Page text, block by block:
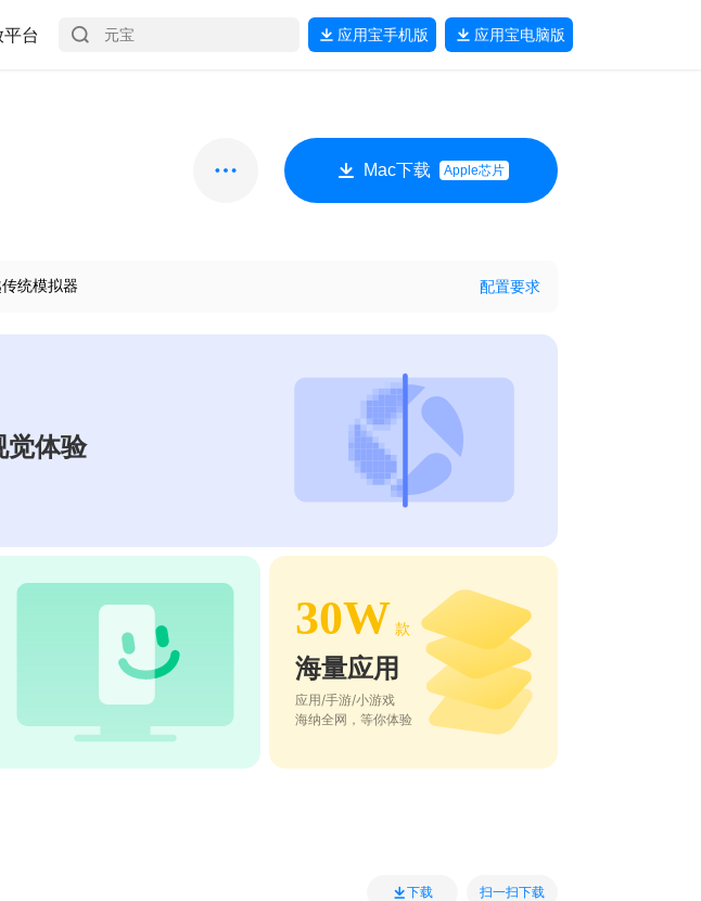
台 应用宝手机版 应用宝电脑版
Mac下载 Apple芯片
统模拟器 配置要求
觉体验
30W 款
海量应用
应用/手游/小游戏
海纳全网，等你体验
下载 扫一扫下载